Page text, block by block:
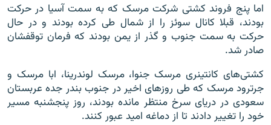
اما پنج فروند کشتی شرکت مرسک که به سمت آسیا در حرکت
بودند، قبلا کانال سوئز را از شمال طی کرده بودند و در حال
حرکت به سمت جنوب و گذر از یمن بودند که فرمان توقفشان
صادر شد.
کشتی‌های کانتینری مرسک جنوا، مرسک لوندرینا، ابا مرسک و
جرترود مرسک که طی روزهای اخیر در جنوب بندر جده عربستان
سعودی در دریای سرخ منتظر مانده بودند، روز پنجشنبه مسیر
خود را تغییر دادند تا از دماغه امید عبور کنند.